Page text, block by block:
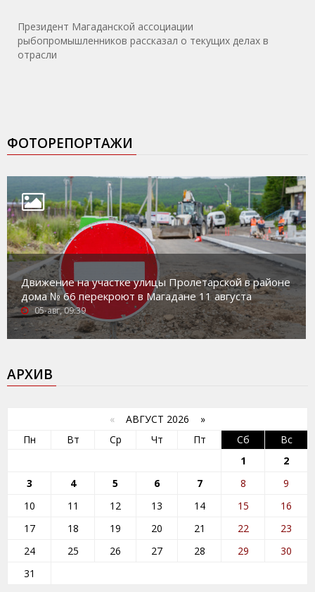
Президент Магаданской ассоциации
рыбопромышленников рассказал о текущих делах в
отрасли
ФОТОРЕПОРТАЖИ
Движение на участке улицы Пролетарской в районе
дома № 66 перекроют в Магадане 11 августа
05-авг, 09:39
АРХИВ
« АВГУСТ 2026 »
Пн
Вт Ср Чт Пт Сб
Вс
1
2
3
4 5 6 7 8
9
10
11 12 13 14 15
16
17
18 19 20 21 22
23
24
25 26 27 28 29
30
31